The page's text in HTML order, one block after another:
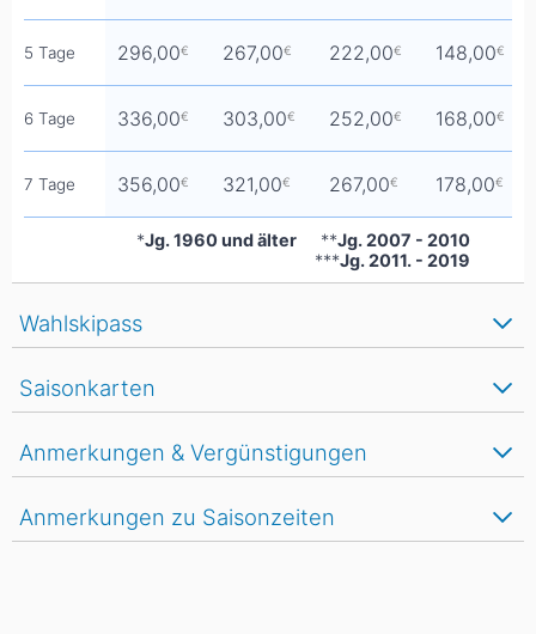
5 Tage 296,00€ 267,00€ 222,00€ 148,00€
6 Tage 336,00€ 303,00€ 252,00€ 168,00€
7 Tage 356,00€ 321,00€ 267,00€ 178,00€
*Jg. 1960 und älter **Jg. 2007 - 2010
***Jg. 2011. - 2019
Wahlskipass
Saisonkarten
Anmerkungen & Vergünstigungen
Anmerkungen zu Saisonzeiten